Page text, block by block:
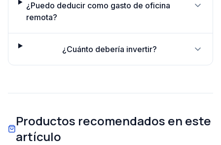
¿Puedo deducir como gasto de oficina
remota?
¿Cuánto debería invertir?
Productos recomendados en este
artículo